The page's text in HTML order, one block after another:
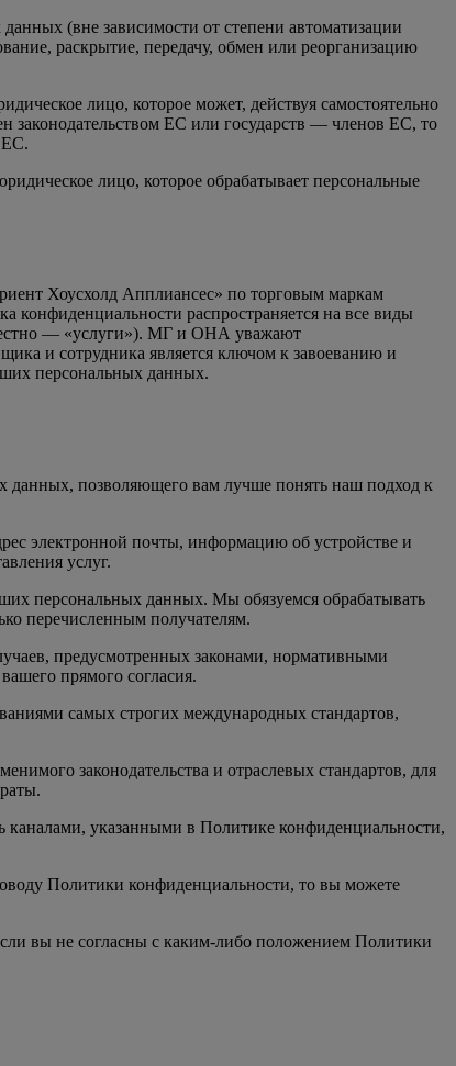
(вне зависимости от степени автоматизации
раскрытие, передачу, обмен или реорганизацию
лицо, которое может, действуя самостоятельно
законодательством ЕС или государств — членов ЕС, то
ЕС.
лицо, которое обрабатывает персональные
Хоусхолд Апплиансес» по торговым маркам
распространяется на все виды
— «услуги»). МГ и ОНА уважают
и сотрудника является ключом к завоеванию и
персональных данных.
данных, позволяющего вам лучше понять наш подход к
электронной почты, информацию об устройстве и
услуг.
персональных данных. Мы обязуемся обрабатывать
перечисленным получателям.
предусмотренных законами, нормативными
прямого согласия.
самых строгих международных стандартов,
законодательства и отраслевых стандартов, для
каналами, указанными в Политике конфиденциальности,
Политики конфиденциальности, то вы можете
вы не согласны с каким-либо положением Политики